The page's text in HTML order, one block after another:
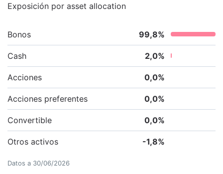
Exposición por asset allocation
Bonos 99,8%
Cash 2,0%
Acciones 0,0%
Acciones preferentes 0,0%
Convertible 0,0%
Otros activos -1,8%
Datos a 30/06/2026